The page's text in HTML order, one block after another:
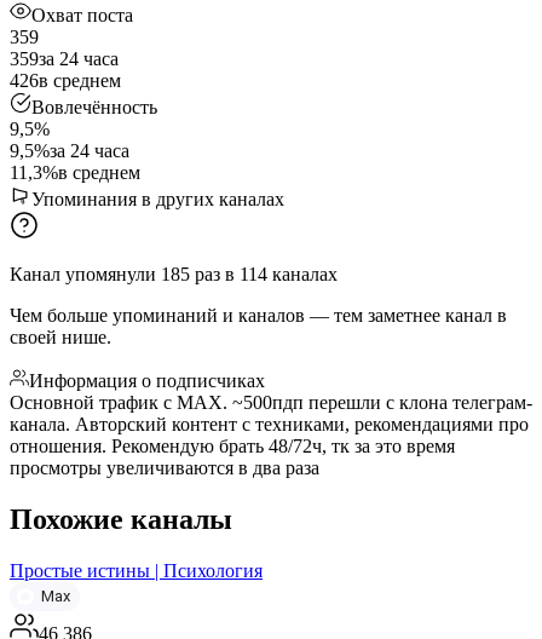
Охват поста
359
359за 24 часа
426в среднем
Вовлечённость
9,5%
9,5%за 24 часа
11,3%в среднем
Упоминания в других каналах
Канал упомянули 185 раз в 114 каналах
Чем больше упоминаний и каналов — тем заметнее канал в
своей нише.
Информация о подписчиках
Основной трафик с МАХ. ~500пдп перешли с клона телеграм-
канала. Авторский контент с техниками, рекомендациями про
отношения. Рекомендую брать 48/72ч, тк за это время
просмотры увеличиваются в два раза
Похожие каналы
Простые истины | Психология
Max
46 386